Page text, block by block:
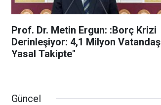
Prof. Dr. Metin Ergun: :Borç Krizi
Derinleşiyor: 4,1 Milyon Vatandaş
Yasal Takipte"
Güncel